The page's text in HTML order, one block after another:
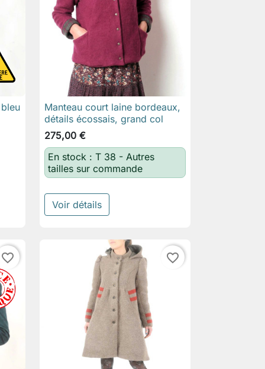
 Aperçu rapide
Manteau court laine bordeaux,
détails écossais, grand col
275,00 €
En stock : T 38 - Autres
tailles sur commande
Voir détails
favorite_border favorite_border